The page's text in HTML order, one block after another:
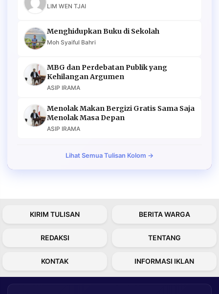
LIM WEN TJAI
Menghidupkan Buku di Sekolah
Moh Syaiful Bahri
MBG dan Perdebatan Publik yang
Kehilangan Argumen
ASIP IRAMA
Menolak Makan Bergizi Gratis Sama Saja
Menolak Masa Depan
ASIP IRAMA
Lihat Semua Tulisan Kolom →
KIRIM TULISAN BERITA WARGA
REDAKSI TENTANG
KONTAK INFORMASI IKLAN